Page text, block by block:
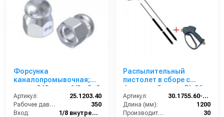
Форсунка
каналопромывочная;
сопло 040; вход 1/8г; бой
3R
Артикул:
25.1203.40
Рабочее давление (бар):
350
Вход:
1/8 внутренняя резьба
Распылительный
пистолет в сборе с
форсункой курок RL 26
М22х1,5ш 1200 мм.
(Изогнутый)
Артикул:
30.1755.60-1200 ZINK PA26
Длина (мм):
1200
Производительность (л/мин):
30